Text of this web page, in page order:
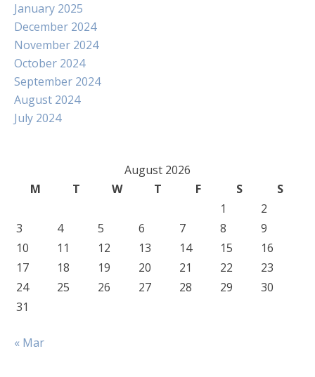
January 2025
December 2024
November 2024
October 2024
September 2024
August 2024
July 2024
August 2026
M
T W T F S
S
1
2
3
4 5 6 7 8
9
10
11 12 13 14 15
16
17
18 19 20 21 22
23
24
25 26 27 28 29
30
31
« Mar